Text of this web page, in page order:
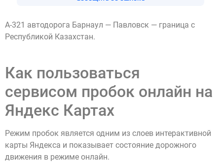
А-321 автодорога Барнаул — Павловск — граница с
Республикой Казахстан.
Как пользоваться
сервисом пробок онлайн на
Яндекс Картах
Режим пробок является одним из слоев интерактивной
карты Яндекса и показывает состояние дорожного
движения в режиме онлайн.